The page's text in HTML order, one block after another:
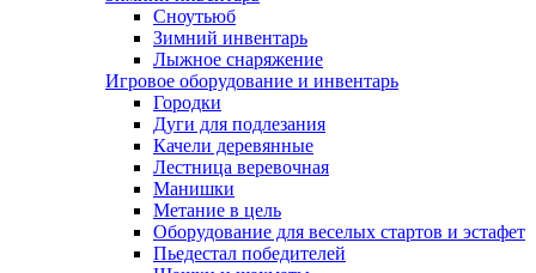
Сноутьюб
Зимний инвентарь
Лыжное снаряжение
Игровое оборудование и инвентарь
Городки
Дуги для подлезания
Качели деревянные
Лестница веревочная
Манишки
Метание в цель
Оборудование для веселых стартов и эстафет
Пьедестал победителей